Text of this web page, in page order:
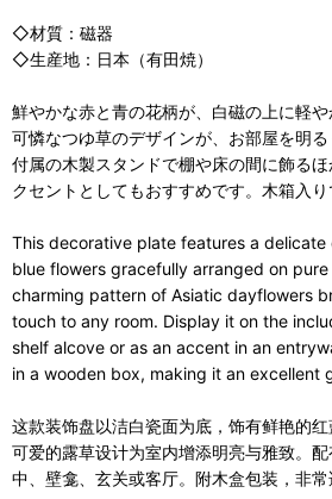
◇材質：磁器
◇生産地：日本（有田焼）
鮮やかな赤と青の花柄が、白磁の上に軽や
可憐なつゆ草のデザインが、お部屋を明る
付属の木製スタンドで棚や床の間に飾る
クセントとしてもおすすめです。木箱入り
This decorative plate features a
blue flowers gracefully arranged on
charming pattern of Asiatic dayflowers
touch to any room. Display it on the
shelf alcove or as an accent in an
in a wooden box, making it an excellent
这款装饰盘以洁白瓷面为底，饰有鲜艳的红
可爱的露草设计为室内增添明亮与雅致。
中、壁龛、玄关或客厅。附木盒包装，非常